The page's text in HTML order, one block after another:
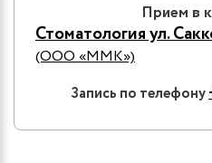
Прием в
Стоматология ул.
(ООО «ММК»)
Запись по телефону